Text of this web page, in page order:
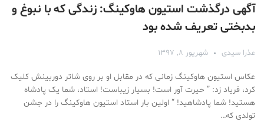
آگهی درگذشت استیون هاوکینگ: زندگی‌ که با نبوغ و
بدبختی تعریف شده بود
عذرا سیدی شهریور ۸, ۱۳۹۷
عکاس استیون هاوکینگ زمانی که در مقابل او بر روی شاتر دوربینش کلیک
کرد، فریاد زد: ” حیرت آور است! بسیار زیباست! استاد، شما یک پادشاه
هستید! شما پادشاهید! “ اولین بار استاد استیون هاوکینگ را در جشن
تولدی که…